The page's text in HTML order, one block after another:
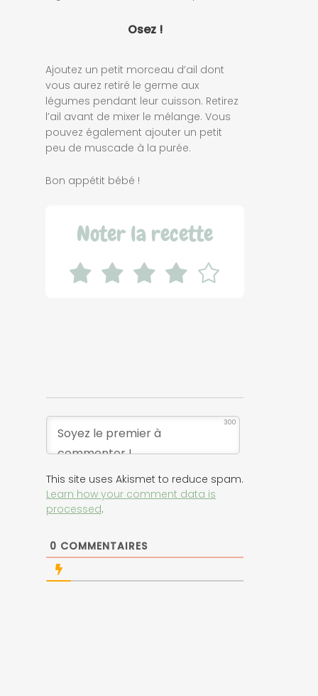
Osez !
Ajoutez un petit morceau d’ail dont
vous aurez retiré le germe aux
légumes pendant leur cuisson. Retirez
l’ail avant de mixer le mélange. Vous
pouvez également ajouter un petit
peu de muscade à la purée.
Bon appétit bébé !
Noter la recette
300
This site uses Akismet to reduce spam.
Learn how your comment data is
processed.
0 COMMENTAIRES